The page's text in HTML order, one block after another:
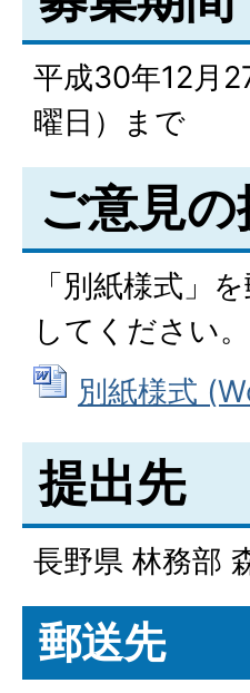
平成30年12月
曜日）まで
ご意見
「別紙様式」
してください。
別紙様式
提出先
長野県 林務部
郵送先